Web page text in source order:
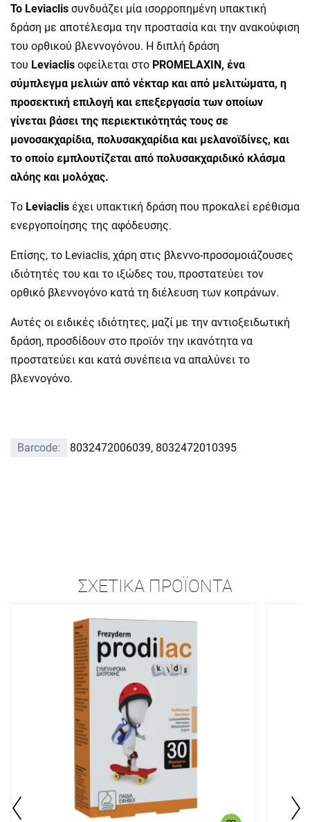
To Leviaclis συνδυάζει μία ισορροπημένη υπακτική
δράση με αποτέλεσμα την προστασία και την ανακούφιση
του ορθικού βλεννογόνου. Η διπλή δράση
του Leviaclis οφείλεται στο PROMELAXIN, ένα
σύμπλεγμα μελιών από νέκταρ και από μελιτώματα, η
προσεκτική επιλογή και επεξεργασία των οποίων
γίνεται βάσει της περιεκτικότητάς τους σε
μονοσακχαρίδια, πολυσακχαρίδια και μελανοϊδίνες, και
το οποίο εμπλουτίζεται από πολυσακχαριδικό κλάσμα
αλόης και μολόχας.
To Leviaclis έχει υπακτική δράση που προκαλεί ερέθισμα
ενεργοποίησης της αφόδευσης.
Επίσης, το Leviaclis, χάρη στις βλεννο-προσομοιάζουσες
ιδιότητές του και το ιξώδες του, προστατεύει τον
ορθικό βλεννογόνο κατά τη διέλευση των κοπράνων.
Αυτές οι ειδικές ιδιότητες, μαζί με την αντιοξειδωτική
δράση, προσδίδουν στο προϊόν την ικανότητα να
προστατεύει και κατά συνέπεια να απαλύνει το
βλεννογόνο.
Barcode: 8032472006039, 8032472010395
ΣΧΕΤΙΚΆ ΠΡΟΪΌΝΤΑ